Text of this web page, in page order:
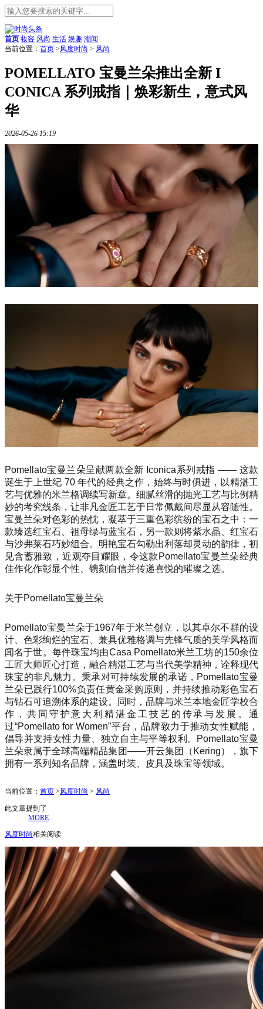
首页 妆容 风尚 生活 娱趣 潮闻
当前位置： 首页 >风度时尚 > 风尚
POMELLATO 宝曼兰朵推出全新 I
CONICA 系列戒指｜焕彩新生，意式风
华
2026-05-26 15:19
Pomellato宝曼兰朵呈献两款全新 Iconica系列戒指 —— 这款
诞生于上世纪 70 年代的经典之作，始终与时俱进，以精湛工
艺与优雅的米兰格调续写新章。细腻丝滑的抛光工艺与比例精
妙的考究线条，让非凡金匠工艺于日常佩戴间尽显从容随性。
宝曼兰朵对色彩的热忱，凝萃于三重色彩缤纷的宝石之中：一
款臻选红宝石、祖母绿与蓝宝石，另一款则将紫水晶、红宝石
与沙弗莱石巧妙组合。明艳宝石勾勒出利落却灵动的韵律，初
见含蓄雅致，近观夺目耀眼，令这款Pomellato宝曼兰朵经典
佳作化作彰显个性、镌刻自信并传递喜悦的璀璨之选。
关于Pomellato宝曼兰朵
Pomellato宝曼兰朵于1967年于米兰创立，以其卓尔不群的设
计、色彩绚烂的宝石、兼具优雅格调与先锋气质的美学风格而
闻名于世。每件珠宝均由Casa Pomellato米兰工坊的150余位
工匠大师匠心打造，融合精湛工艺与当代美学精神，诠释现代
珠宝的非凡魅力。秉承对可持续发展的承诺，Pomellato宝曼
兰朵已践行100%负责任黄金采购原则，并持续推动彩色宝石
与钻石可追溯体系的建设。同时，品牌与米兰本地金匠学校合
作，共同守护意大利精湛金工技艺的传承与发展。通
过“Pomellato for Women”平台，品牌致力于推动女性赋能，
倡导并支持女性力量、独立自主与平等权利。Pomellato宝曼
兰朵隶属于全球高端精品集团——开云集团（Kering），旗下
拥有一系列知名品牌，涵盖时装、皮具及珠宝等领域。
当前位置： 首页 >风度时尚 > 风尚
此文章提到了
MORE
风度时尚相关阅读